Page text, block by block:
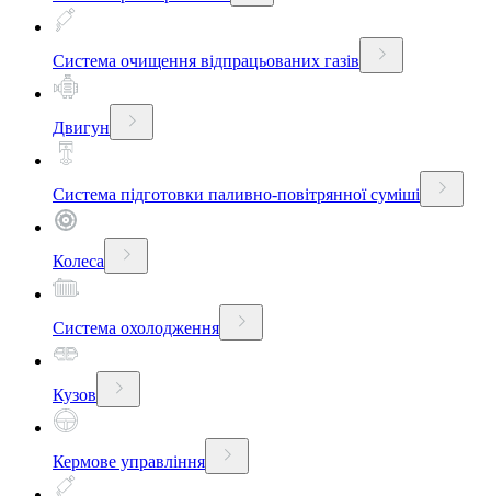
Система очищення відпрацьованих газів
Двигун
Система підготовки паливно-повітрянної суміші
Колеса
Система охолодження
Кузов
Кермове управління